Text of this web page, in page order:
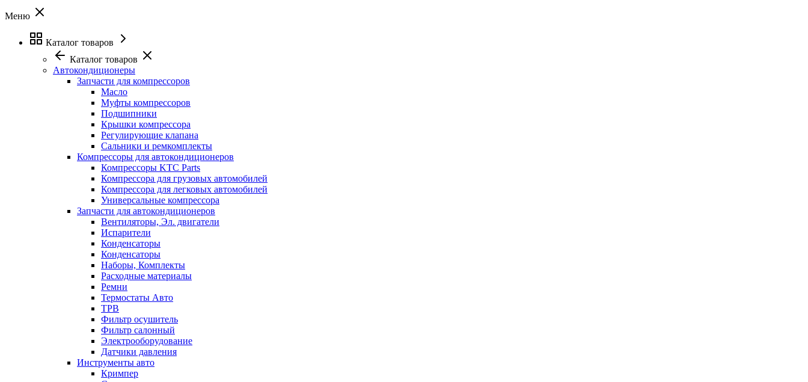
Меню
Каталог товаров
Каталог товаров
Автокондиционеры
Запчасти для компрессоров
Масло
Муфты компрессоров
Подшипники
Крышки компрессора
Регулирующие клапана
Сальники и ремкомплекты
Компрессоры для автокондиционеров
Компрессоры KTC Parts
Компрессора для грузовых автомобилей
Компрессора для легковых автомобилей
Универсальные компрессора
Запчасти для автокондиционеров
Вентиляторы, Эл. двигатели
Испарители
Конденсаторы
Конденсаторы
Наборы, Комплекты
Расходные материалы
Ремни
Термостаты Авто
ТРВ
Фильтр осушитель
Фильтр салонный
Электрооборудование
Датчики давления
Инструменты авто
Кримпер